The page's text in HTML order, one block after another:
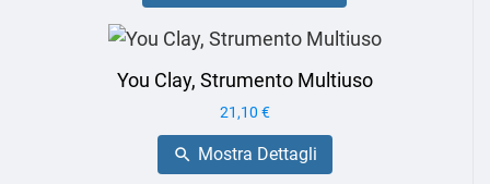
You Clay, Strumento Multiuso
Prezzo
21,10 €
 Mostra Dettagli